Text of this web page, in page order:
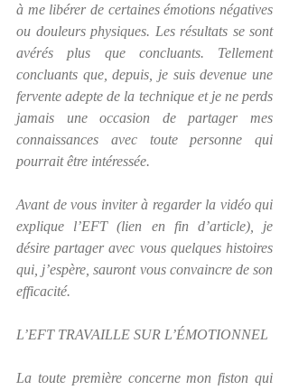
à me libérer de certaines émotions négatives
ou douleurs physiques. Les résultats se sont
avé­rés plus que concluants. Tellement
concluants que, depuis, je suis devenue une
fervente adepte de la technique et je ne perds
jamais une occasion de partager mes
connaissances avec toute personne qui
pourrait être intéressée.
Avant de vous inviter à regarder la vidéo qui
explique l’EFT (lien en fin d’article), je
désire partager avec vous quelques histoires
qui, j’espère, sauront vous convaincre de son
efficacité.
L’EFT TRAVAILLE SUR L’ÉMOTIONNEL
La toute première concerne mon fiston qui